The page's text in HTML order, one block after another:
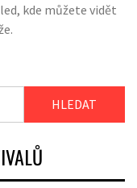
kde můžete vidět